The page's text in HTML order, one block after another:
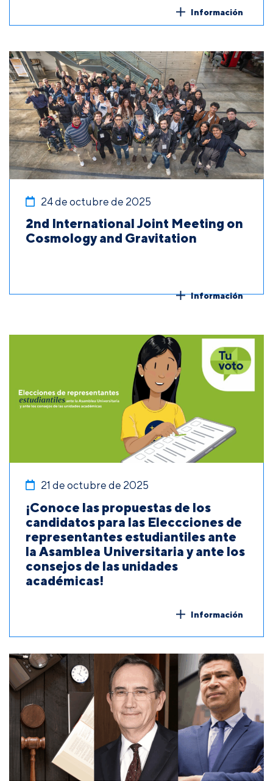
Información
24 de octubre de 2025
2nd International Joint Meeting on
Cosmology and Gravitation
Información
21 de octubre de 2025
¡Conoce las propuestas de los
candidatos para las Eleccciones de
representantes estudiantiles ante
la Asamblea Universitaria y ante los
consejos de las unidades
académicas!
Información